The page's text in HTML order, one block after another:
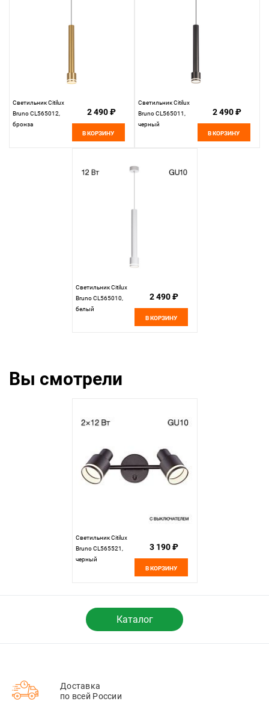
Светильник Citilux
Bruno CL565012,
бронза
2 490 ₽
В КОРЗИНУ
Светильник Citilux
Bruno CL565011,
черный
2 490 ₽
В КОРЗИНУ
Светильник Citilux
Bruno CL565010,
белый
2 490 ₽
В КОРЗИНУ
Вы смотрели
Светильник Citilux
Bruno CL565521,
черный
3 190 ₽
В КОРЗИНУ
Каталог
Доставка
по всей России